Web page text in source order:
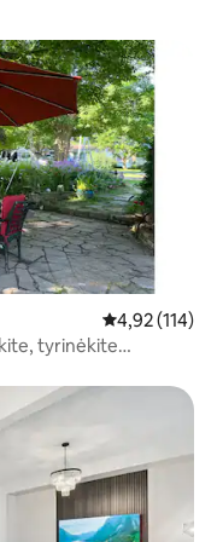
Vidutinis
4,92 (114)
tyrinėkite